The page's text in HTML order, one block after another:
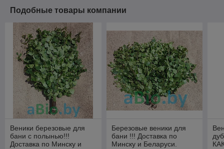
Подобные товары компании
Веники березовые для
бани с полынью!!!
Доставка по Минску и
Березовые веники для
бани !!! Доставка по
Минску и Беларуси.